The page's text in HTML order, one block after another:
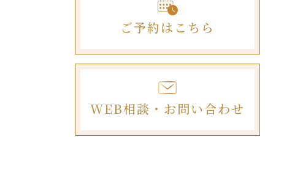
ご予約はこちら
WEB相談・お問い合わせ